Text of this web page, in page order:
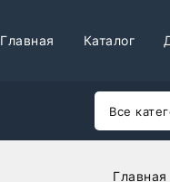
Главная Каталог
Главная